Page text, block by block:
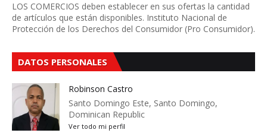
LOS COMERCIOS deben establecer en sus ofertas la cantidad
de artículos que están disponibles. Instituto Nacional de
Protección de los Derechos del Consumidor (Pro Consumidor).
DATOS PERSONALES
Robinson Castro
Santo Domingo Este, Santo Domingo,
Dominican Republic
Ver todo mi perfil